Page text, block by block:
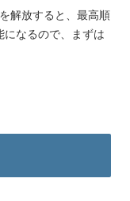
解放すると、最高順
なるので、まずは